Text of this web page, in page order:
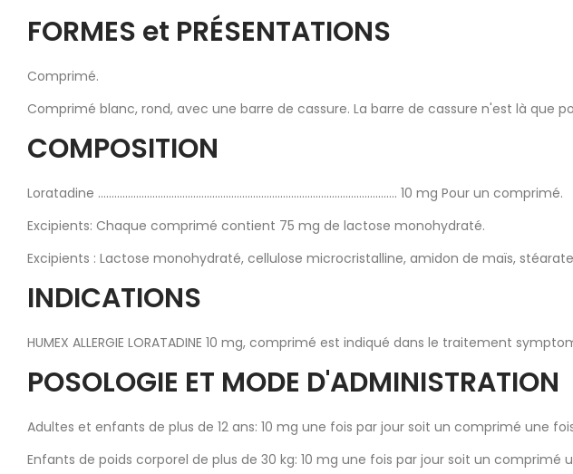
FORMES et PRÉSENTATIONS
Comprimé.
Comprimé blanc, rond, avec une barre de cassure. La barre de cassure n'est là que
COMPOSITION
Loratadine .............................................................................................................. 10 mg Pour un comprimé.
Excipients: Chaque comprimé contient 75 mg de lactose monohydraté.
Excipients : Lactose monohydraté, cellulose microcristalline, amidon de maïs,
INDICATIONS
HUMEX ALLERGIE LORATADINE 10 mg, comprimé est indiqué dans le traitement
POSOLOGIE ET MODE D'ADMINISTRATION
Adultes et enfants de plus de 12 ans: 10 mg une fois par jour soit un comprimé une
Enfants de poids corporel de plus de 30 kg: 10 mg une fois par jour soit un